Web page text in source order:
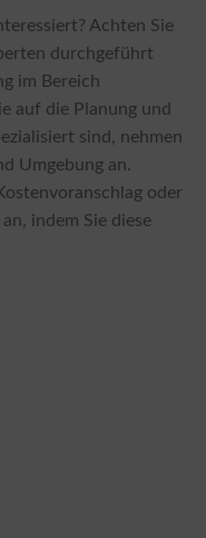
Achten Sie
durchgeführt
im Bereich
auf die Planung und
sind, nehmen
Umgebung an.
oder
indem Sie diese